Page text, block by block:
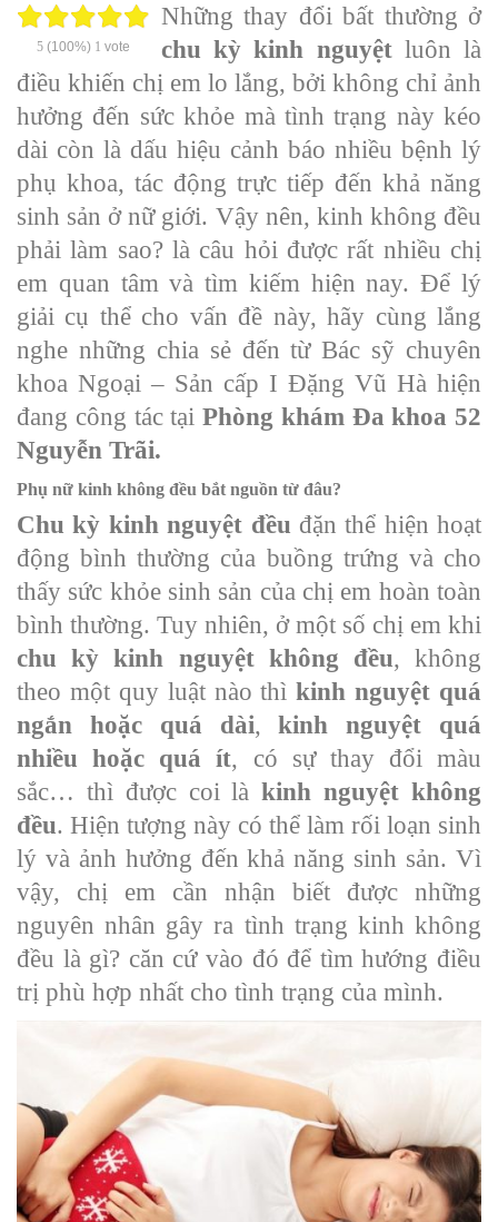
5 (100%) 1 vote
Những thay đổi bất thường ở
chu kỳ kinh nguyệtluôn là
điều khiến chị em lo lắng, bởi không chỉ ảnh
hưởng đến sức khỏe mà tình trạng này kéo
dài còn là dấu hiệu cảnh báo nhiều bệnh lý
phụ khoa, tác động trực tiếp đến khả năng
sinh sản ở nữ giới. Vậy nên, kinh không đều
phải làm sao? là câu hỏi được rất nhiều chị
em quan tâm và tìm kiếm hiện nay. Để lý
giải cụ thể cho vấn đề này, hãy cùng lắng
nghe những chia sẻ đến từ Bác sỹ chuyên
khoa Ngoại – Sản cấp I Đặng Vũ Hà hiện
đang công tác tại Phòng khám Đa khoa 52
Nguyễn Trãi.
Phụ nữ kinh không đều bắt nguồn từ đâu?
Chu kỳ kinh nguyệt đều đặn thể hiện hoạt
động bình thường của buồng trứng và cho
thấy sức khỏe sinh sản của chị em hoàn toàn
bình thường. Tuy nhiên, ở một số chị em khi
chu kỳ kinh nguyệt không đều, không
theo một quy luật nào thì kinh nguyệt quá
ngắn hoặc quá dài, kinh nguyệt quá
nhiều hoặc quá ít, có sự thay đổi màu
sắc… thì được coi làkinh nguyệt không
đều. Hiện tượng này có thể làm rối loạn sinh
lý và ảnh hưởng đến khả năng sinh sản. Vì
vậy, chị em cần nhận biết được những
nguyên nhân gây ra tình trạng kinh không
đều là gì? căn cứ vào đó để tìm hướng điều
trị phù hợp nhất cho tình trạng của mình.